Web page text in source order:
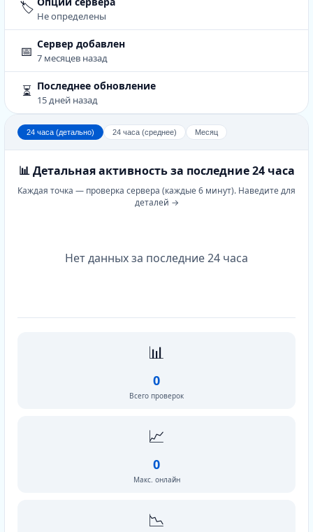
🏷️
Не определены
📅 Сервер добавлен
7 месяцев назад
⏳ Последнее обновление
15 дней назад
24 часа (детально) 24 часа (среднее) Месяц
📊 Детальная активность за последние 24 часа
Каждая точка — проверка сервера (каждые 6 минут). Наведите для
деталей →
Нет данных за последние 24 часа
📊
0
Всего проверок
📈
0
Макс. онлайн
📉